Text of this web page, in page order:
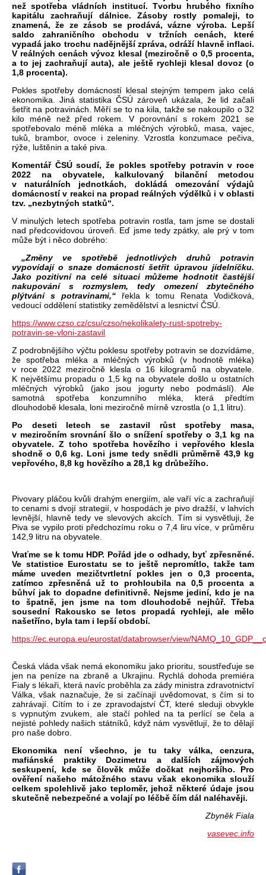
než spotřeba vládních institucí. Tvorbu hrubého fixního
kapitálu zachraňují dálnice. Zásoby rostly pomaleji, to
znamená, že ze zásob se prodává, vázne výroba. Lepší
saldo zahraničního obchodu v tržních cenách, které
vypadá jako trochu nadějnější zpráva, odráží hlavně inflaci.
V reálných cenách vývoz klesal (meziročně o 0,5 procenta,
a to jej zachraňují auta), ale ještě rychleji klesal dovoz (o
1,8 procenta).
Pokles spotřeby domácností klesal stejným tempem jako celá
ekonomika. Jiná statistika ČSÚ zároveň ukázala, že lid začali
šetřit na potravinách. Měří se to na kila, takže se nakoupilo o 32
kilo méně než před rokem. V porovnání s rokem 2021 se
spotřebovalo méně mléka a mléčných výrobků, masa, vajec,
tuků, brambor, ovoce i zeleniny. Vzrostla konzumace pečiva,
rýže, luštěnin a také piva.
Komentář ČSÚ soudí, že pokles spotřeby potravin v roce
2022 na obyvatele, kalkulovaný bilanční metodou
v naturálních jednotkách, dokládá omezování výdajů
domácností v reakci na propad reálných výdělků i v oblasti
tzv. „nezbytných statků“.
V minulých letech spotřeba potravin rostla, tam jsme se dostali
nad předcovidovou úroveň. Eď jsme tedy zpátky, ale prý v tom
může být i něco dobrého:
„Změny ve spotřebě jednotlivých druhů potravin
vypovídají o snaze domácností šetřit úpravou jídelníčku.
Jako pozitivní na celé situaci můžeme hodnotit častější
nakupování s rozmyslem, tedy omezení zbytečného
plýtvání s potravinami,“ řekla k tomu Renata Vodičková,
vedoucí oddělení statistiky zemědělství a lesnictví ČSÚ.
https://www.czso.cz/csu/czso/nekolikalety-rust-spotreby-
potravin-se-vloni-zastavil
Z podrobnějšího výčtu poklesu spotřeby potravin se dozvídáme,
že spotřeba mléka a mléčných výrobků (v hodnotě mléka)
v roce 2022 meziročně klesla o 16 kilogramů na obyvatele.
K největšímu propadu o 1,5 kg na obyvatele došlo u ostatních
mléčných výrobků (jako jsou jogurty nebo podmáslí). Ale
samotná spotřeba konzumního mléka, která předtím
dlouhodobě klesala, loni meziročně mírně vzrostla (o 1,1 litru).
Po deseti letech se zastavil růst spotřeby masa,
v meziročním srovnání šlo o snížení spotřeby o 3,1 kg na
obyvatele. Z toho spotřeba hovězího i vepřového klesla
shodně o 0,6 kg. Loni jsme tedy snědli průměrně 43,9 kg
vepřového, 8,8 kg hovězího a 28,1 kg drůbežího.
Pivovary pláčou kvůli drahým energiím, ale vaří víc a zachraňují
to cenami s dvojí strategií, v hospodách je pivo dražší, v lahvích
levnější, hlavně tedy ve slevových akcích. Tím si vysvětluji, že
Piva se vypilo proti předchozímu roku o 7,4 liru více, v průměru
142,9 litru na obyvatele.
Vraťme se k tomu HDP. Pořád jde o odhady, byť zpřesněné.
Ve statistice Eurostatu se to ještě nepromítlo, takže tam
máme uveden mezičtvrtletní pokles jen o 0,3 procenta,
zatímco zpřesněná už to prohloubila na 0,5 procenta a
bůhví jak to dopadne definitivně. Nejsme jediní, kdo je na
to špatně, jen jsme na tom dlouhodobě nejhůř. Třeba
sousední Rakousko se letos propadá rychleji, ale mělo
našetříno, byla tam i lepší období.
https://ec.europa.eu/eurostat/databrowser/view/
Česká vláda však nemá ekonomiku jako prioritu, soustřeďuje se
jen na peníze na zbraně a Ukrajinu. Rychlá dohoda premiéra
Fialy s lékaři, která navíc proběhla za zády ministra zdravotnictví
Válka, však naznačuje, že si začínají uvědomovat, s čím si to
zahrávají. Cítím to i ze zpravodajství ČT, které sleduji obvykle
s vypnutým zvukem, ale stačí pohled na ta perlící se čela a
nejisté pohledy našich státníků, když nám vysvětlují, že to dělají
pro naše dobro.
Ekonomika není všechno, je tu taky válka, cenzura,
mafiánské praktiky Dozimetru a dalších zájmových
seskupení, kde se člověk může dočkat nejhoršího. Pro
ověření našeho mátožného stavu však ekonomika slouží
celkem spolehlivě jako teploměr, jehož některé údaje jsou
skutečně nebezpečné a volají po léčbě čím dál naléhavěji.
Zbyněk Fiala
vasevec.info